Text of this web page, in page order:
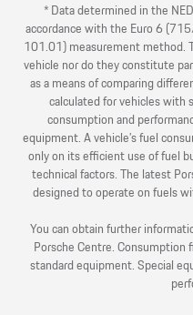
* Data determined in the
accordance with the Euro 6
101.01) measurement method.
vehicle nor do they constitute
as a means of comparing
calculated for vehicles with
consumption and
equipment. A vehicle’s fuel
only on its efficient use of fuel
technical factors. The latest
designed to operate on fuels
You can obtain further
Porsche Centre. Consumption
standard equipment. Special